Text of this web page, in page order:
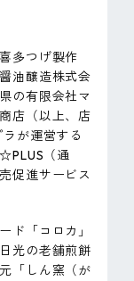
多つげ製作
油醸造株式会
の有限会社マ
店（以上、店
が運営する
（通
促進サービス
ド「コロカ」
光の老舗煎餅
「しん窯（が